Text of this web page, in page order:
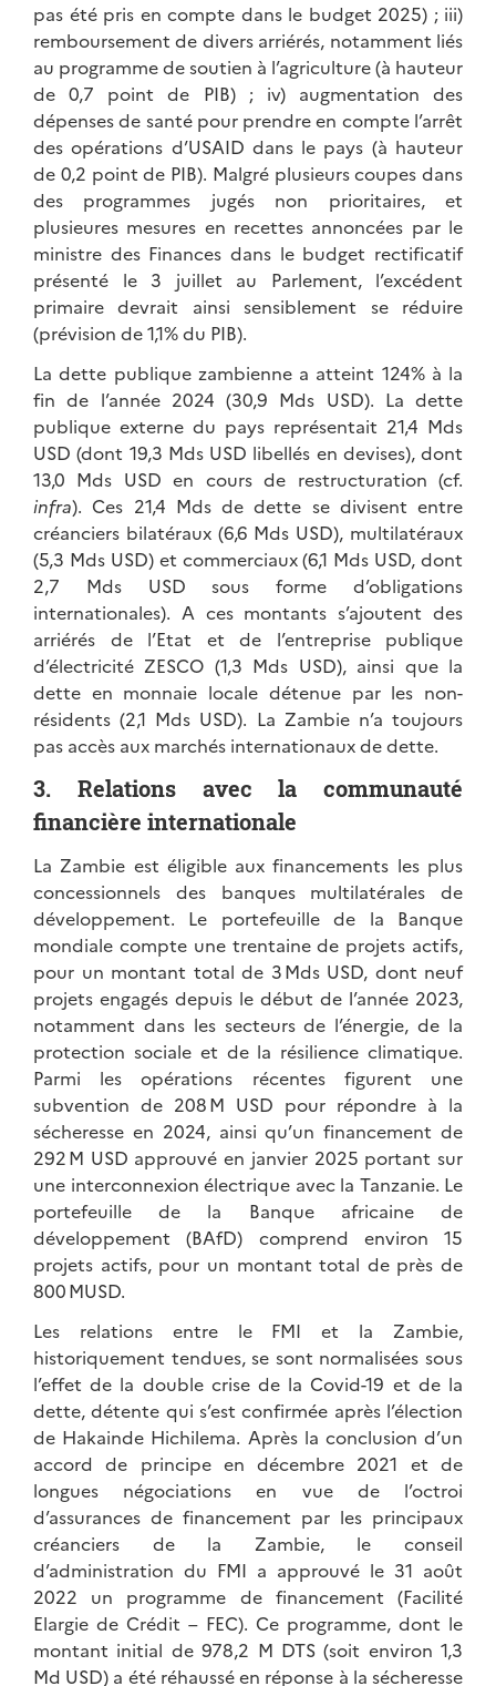
pas été pris en compte dans le budget 2025) ; iii)
remboursement de divers arriérés, notamment liés
au programme de soutien à l’agriculture (à hauteur
de 0,7 point de PIB) ; iv) augmentation des
dépenses de santé pour prendre en compte l’arrêt
des opérations d’USAID dans le pays (à hauteur
de 0,2 point de PIB). Malgré plusieurs coupes dans
des programmes jugés non prioritaires, et
plusieures mesures en recettes annoncées par le
ministre des Finances dans le budget rectificatif
présenté le 3 juillet au Parlement, l’excédent
primaire devrait ainsi sensiblement se réduire
(prévision de 1,1% du PIB).
La dette publique zambienne a atteint 124% à la
fin de l’année 2024 (30,9 Mds USD). La dette
publique externe du pays représentait 21,4 Mds
USD (dont 19,3 Mds USD libellés en devises), dont
13,0 Mds USD en cours de restructuration (cf.
infra). Ces 21,4 Mds de dette se divisent entre
créanciers bilatéraux (6,6 Mds USD), multilatéraux
(5,3 Mds USD) et commerciaux (6,1 Mds USD, dont
2,7 Mds USD sous forme d’obligations
internationales). A ces montants s’ajoutent des
arriérés de l’Etat et de l’entreprise publique
d’électricité ZESCO (1,3 Mds USD), ainsi que la
dette en monnaie locale détenue par les non-
résidents (2,1 Mds USD). La Zambie n’a toujours
pas accès aux marchés internationaux de dette.
3. Relations avec la communauté
financière internationale
La Zambie est éligible aux financements les plus
concessionnels des banques multilatérales de
développement. Le portefeuille de la Banque
mondiale compte une trentaine de projets actifs,
pour un montant total de 3 Mds USD, dont neuf
projets engagés depuis le début de l’année 2023,
notamment dans les secteurs de l’énergie, de la
protection sociale et de la résilience climatique.
Parmi les opérations récentes figurent une
subvention de 208 M USD pour répondre à la
sécheresse en 2024, ainsi qu’un financement de
292 M USD approuvé en janvier 2025 portant sur
une interconnexion électrique avec la Tanzanie. Le
portefeuille de la Banque africaine de
développement (BAfD) comprend environ 15
projets actifs, pour un montant total de près de
800 MUSD.
Les relations entre le FMI et la Zambie,
historiquement tendues, se sont normalisées sous
l’effet de la double crise de la Covid-19 et de la
dette, détente qui s’est confirmée après l’élection
de Hakainde Hichilema. Après la conclusion d’un
accord de principe en décembre 2021 et de
longues négociations en vue de l’octroi
d’assurances de financement par les principaux
créanciers de la Zambie, le conseil
d’administration du FMI a approuvé le 31 août
2022 un programme de financement (Facilité
Elargie de Crédit – FEC). Ce programme, dont le
montant initial de 978,2 M DTS (soit environ 1,3
Md USD) a été réhaussé en réponse à la sécheresse